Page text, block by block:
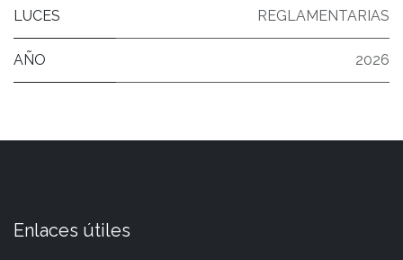
LUCES REGLAMENTARIAS
AÑO 2026
Enlaces útiles